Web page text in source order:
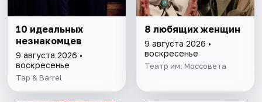
10 идеальных
незнакомцев
9 августа 2026 •
воскресенье
Tap & Barrel
8 любящих женщин
9 августа 2026 •
воскресенье
Театр им. Моссовета